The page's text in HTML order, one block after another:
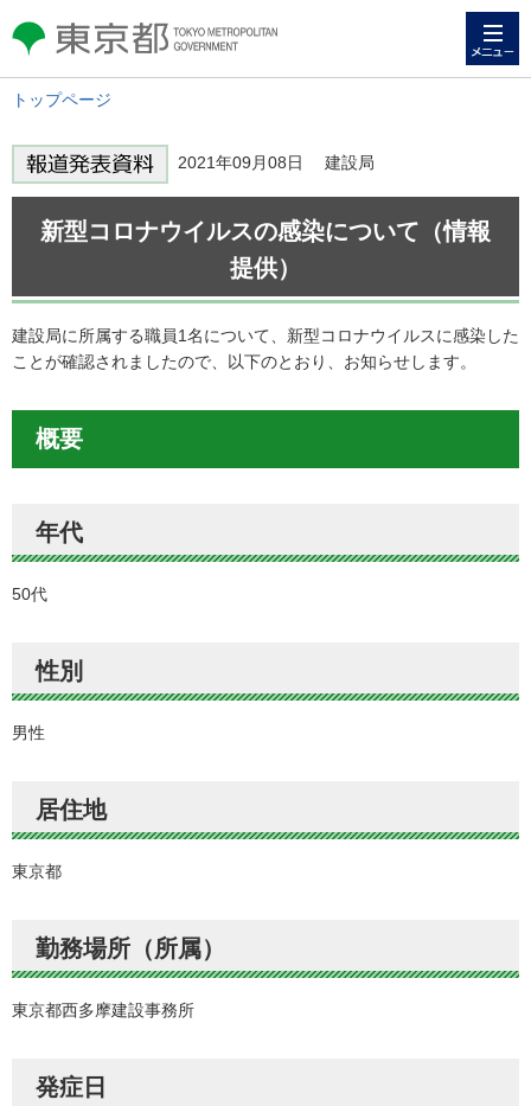
東京都 TOKYO METROPOLITAN
GOVERNMENT
トップページ
2021年09月08日 建設局
新型コロナウイルスの感染について（情報
提供）
建設局に所属する職員1名について、新型コロナウイルスに感染した
ことが確認されましたので、以下のとおり、お知らせします。
概要
年代
50代
性別
男性
居住地
東京都
勤務場所（所属）
東京都西多摩建設事務所
発症日